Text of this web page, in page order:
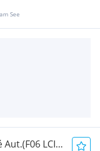
See
LCI